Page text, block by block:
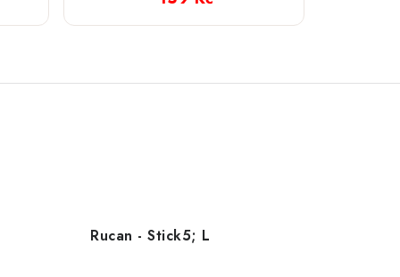
Rucan - Stick5; L